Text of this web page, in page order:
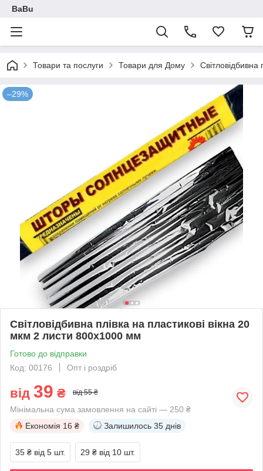
BaBu
Товари та послуги Товари для Дому Світловідбивна
–29%
Світловідбивна плівка на пластикові вікна 20
мкм 2 листи 800x1000 мм
Готово до відправки
Код: 00176
Опт і роздріб
від 39 ₴ від 55 ₴
Мінімальна сума замовлення на сайті — 250 ₴
Економія 16 ₴ Залишилось 35 днів
35 ₴ від 5 шт. 29 ₴ від 10 шт.